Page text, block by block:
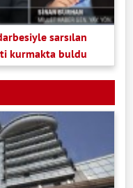
sarsılan
kurmakta buldu